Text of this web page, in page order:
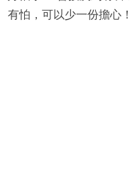
有怕，可以少一份擔心！